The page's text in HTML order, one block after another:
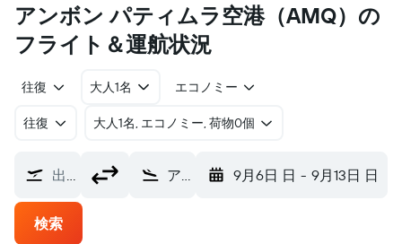
アンボン パティムラ空港​（AMQ​）の
フライト＆運航状況
往復 大人1名 エコノミー
往復 ​大人1名, エコノミー, 荷物0個
出発地 アンボン パティムラ空港 (AMQ) 9月6日 日 - 9月13日 日
検索